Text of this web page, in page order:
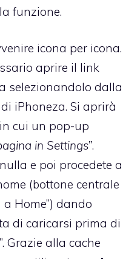
funzione.
icona per icona.
aprire il link
selezionandolo dalla
iPhoneza. Si aprirà
cui un pop-up
in Settings”.
e poi procedete a
(bottone centrale
Home”) dando
di caricarsi prima di
Grazie alla cache